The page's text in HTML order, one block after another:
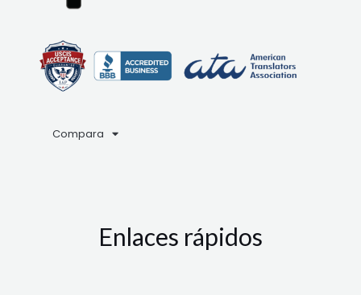
Compara
Enlaces rápidos